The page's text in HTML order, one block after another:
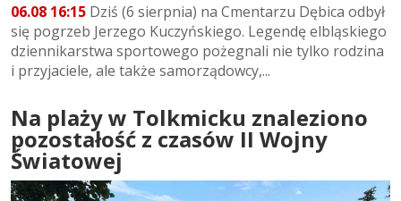
06.08 16:15 Dziś (6 sierpnia) na Cmentarzu Dębica odbył
się pogrzeb Jerzego Kuczyńskiego. Legendę elbląskiego
dziennikarstwa sportowego pożegnali nie tylko rodzina
i przyjaciele, ale także samorządowcy,...
Na plaży w Tolkmicku znaleziono
pozostałość z czasów II Wojny
Światowej